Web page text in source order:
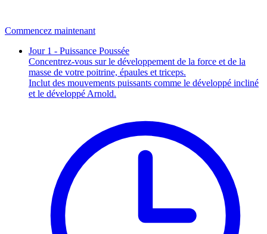
Commencez maintenant
Jour 1 - Puissance Poussée
Concentrez-vous sur le développement de la force et de la
masse de votre poitrine, épaules et triceps.
Inclut des mouvements puissants comme le développé incliné
et le développé Arnold.